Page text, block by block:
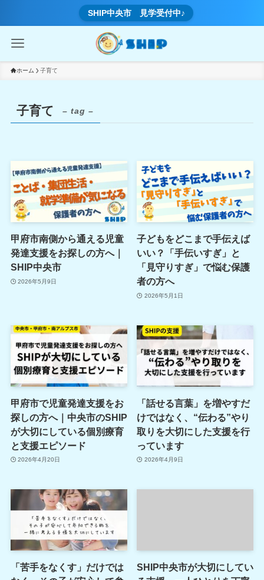
SHIP中央市 見学受付中♪
ホーム 子育て
子育て – tag –
甲府市南側から通える児童
発達支援をお探しの方へ｜
SHIP中央市
2026年5月9日
子どもをどこまで手伝えば
いい？「手伝いすぎ」と
「見守りすぎ」で悩む保護
者の方へ
2026年5月1日
甲府市で児童発達支援をお
探しの方へ｜中央市のSHIP
が大切にしている個別療育
と支援エピソード
2026年4月20日
「話せる言葉」を増やすだ
けではなく、“伝わる”やり
取りを大切にした支援を行
っています
2026年4月9日
「苦手をなくす」だけでは
SHIP中央市が大切にしてい